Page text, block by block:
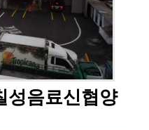
성음료신협양